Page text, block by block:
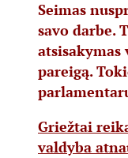
Seimas
savo darbe.
pareigą.
Griežtai
valdyba